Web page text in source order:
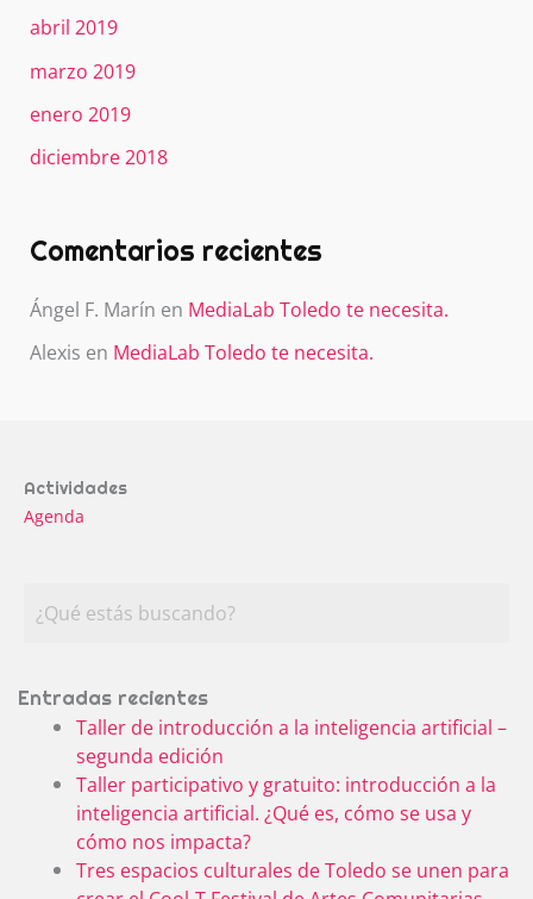
abril 2019
marzo 2019
enero 2019
diciembre 2018
Comentarios recientes
Ángel F. Marín en MediaLab Toledo te necesita.
Alexis en MediaLab Toledo te necesita.
Actividades
Agenda
Entradas recientes
Taller de introducción a la inteligencia artificial –
segunda edición
Taller participativo y gratuito: introducción a la
inteligencia artificial. ¿Qué es, cómo se usa y
cómo nos impacta?
Tres espacios culturales de Toledo se unen para